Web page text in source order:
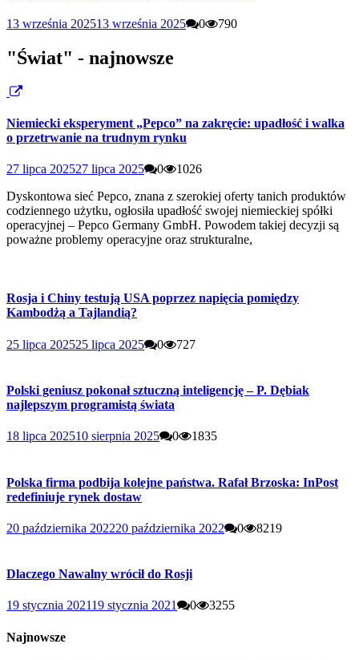
13 września 202513 września 2025 0 790
"Świat" - najnowsze
Niemiecki eksperyment „Pepco” na zakręcie: upadłość i walka
o przetrwanie na trudnym rynku
27 lipca 202527 lipca 2025 0
1026
Dyskontowa sieć Pepco, znana z szerokiej oferty tanich produktów
codziennego użytku, ogłosiła upadłość swojej niemieckiej spółki
operacyjnej – Pepco Germany GmbH. Powodem takiej decyzji są
poważne problemy operacyjne oraz strukturalne,
Rosja i Chiny testują USA poprzez napięcia pomiędzy
Kambodżą a Tajlandią?
25 lipca 202525 lipca 2025 0 727
Polski geniusz pokonał sztuczną inteligencję – P. Dębiak
najlepszym programistą świata
18 lipca 202510 sierpnia 2025 0 1835
Polska firma podbija kolejne państwa. Rafał Brzoska: InPost
redefiniuje rynek dostaw
20 października 202220 października 2022 0 8219
Dlaczego Nawalny wrócił do Rosji
19 stycznia 202119 stycznia 2021 0 3255
Najnowsze